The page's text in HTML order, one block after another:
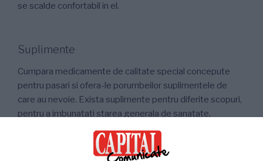
se scalde confortabil in el.
Suplimente
Cumpara medicamente de calitate special concepute
pentru pasari si ofera-le porumbeilor suplimentele de
care au nevoie. Exista suplimente pentru diferite scopuri,
pentru a imbunatati starea generala de sanatate,
suplimente care ajuta la digestie, la recuperare si, de
asemenea, contribuie la imbunatatirea performantei.